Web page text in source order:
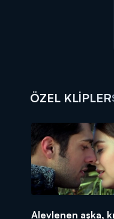
ÖZEL KLİPLER
Alevlenen aşka,